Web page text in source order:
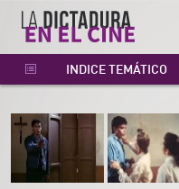
INDICE TEMÁTICO
INDICE ALFABÉTICO